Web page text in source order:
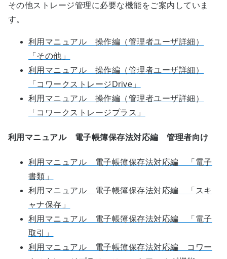
その他ストレージ管理に必要な機能をご案内していま
す。
利用マニュアル 操作編（管理者ユーザ詳細）
「その他」
利用マニュアル 操作編（管理者ユーザ詳細）
「コワークストレージDrive」
利用マニュアル 操作編（管理者ユーザ詳細）
「コワークストレージプラス」
利用マニュアル 電子帳簿保存法対応編 管理者向け
利用マニュアル 電子帳簿保存法対応編 「電子
書類」
利用マニュアル 電子帳簿保存法対応編 「スキ
ャナ保存」
利用マニュアル 電子帳簿保存法対応編 「電子
取引」
利用マニュアル 電子帳簿保存法対応編 コワー